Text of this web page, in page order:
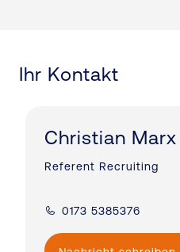
Ihr Kontakt
Christian Marx
Referent Recruiting
0173 5385376